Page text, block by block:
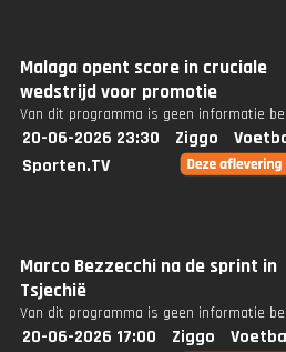
Malaga opent score in cruciale
wedstrijd voor promotie
Van dit programma is geen informatie
20-06-2026 23:30 Ziggo
Sporten.TV
Marco Bezzecchi na de sprint in
Tsjechië
Van dit programma is geen informatie
20-06-2026 17:00 Ziggo